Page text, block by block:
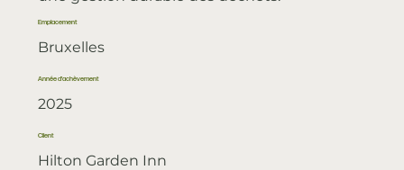
Emplacement
Bruxelles
Année d'achèvement
2025
Client
Hilton Garden Inn